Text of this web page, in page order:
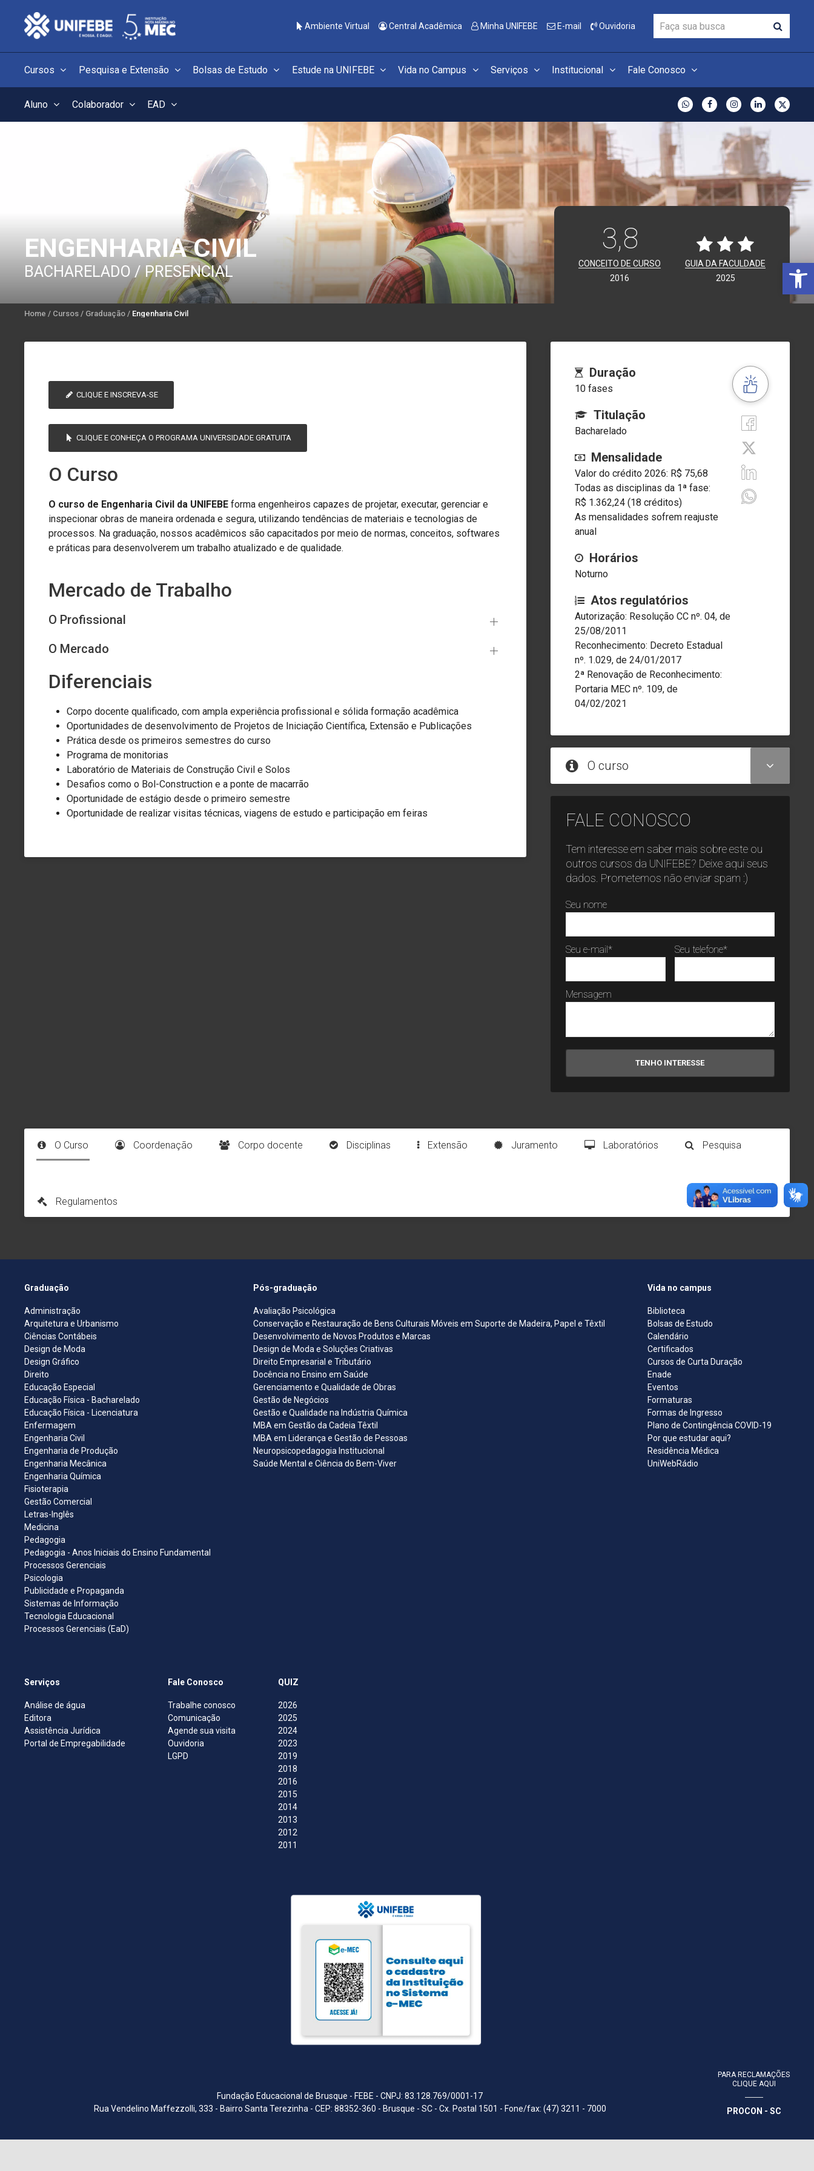
Ambiente Virtual Central Acadêmica Minha UNIFEBE E-mail Ouvidoria
Cursos Pesquisa e Extensão Bolsas de Estudo Estude na UNIFEBE Vida no Campus Serviços Institucional Fale Conosco
Aluno Colaborador EAD
ENGENHARIA CIVIL
BACHARELADO / PRESENCIAL
3,8
CONCEITO DE CURSO
2016
GUIA DA FACULDADE
2025
Home / Cursos / Graduação / Engenharia Civil
CLIQUE E INSCREVA-SE
CLIQUE E CONHEÇA O PROGRAMA UNIVERSIDADE GRATUITA
O Curso
O curso de Engenharia Civil da UNIFEBE forma engenheiros capazes de projetar, executar, gerenciar e
inspecionar obras de maneira ordenada e segura, utilizando tendências de materiais e tecnologias de
processos. Na graduação, nossos acadêmicos são capacitados por meio de normas, conceitos, softwares
e práticas para desenvolverem um trabalho atualizado e de qualidade.
Mercado de Trabalho
O Profissional
O Mercado
Diferenciais
Corpo docente qualificado, com ampla experiência profissional e sólida formação acadêmica
Oportunidades de desenvolvimento de Projetos de Iniciação Científica, Extensão e Publicações
Prática desde os primeiros semestres do curso
Programa de monitorias
Laboratório de Materiais de Construção Civil e Solos
Desafios como o Bol-Construction e a ponte de macarrão
Oportunidade de estágio desde o primeiro semestre
Oportunidade de realizar visitas técnicas, viagens de estudo e participação em feiras
Duração
10 fases
Titulação
Bacharelado
Mensalidade
Valor do crédito 2026: R$ 75,68
Todas as disciplinas da 1ª fase:
R$ 1.362,24 (18 créditos)
As mensalidades sofrem reajuste
anual
Horários
Noturno
Atos regulatórios
Autorização: Resolução CC nº. 04, de
25/08/2011
Reconhecimento: Decreto Estadual
nº. 1.029, de 24/01/2017
2ª Renovação de Reconhecimento:
Portaria MEC nº. 109, de
04/02/2021
O curso
FALE CONOSCO
Tem interesse em saber mais sobre este ou
outros cursos da UNIFEBE? Deixe aqui seus
dados. Prometemos não enviar spam :)
Seu nome
Seu e-mail* Seu telefone*
Mensagem
TENHO INTERESSE
O Curso Coordenação Corpo docente Disciplinas Extensão Juramento Laboratórios Pesquisa
Regulamentos
Graduação
Administração
Arquitetura e Urbanismo
Ciências Contábeis
Design de Moda
Design Gráfico
Direito
Educação Especial
Educação Física - Bacharelado
Educação Física - Licenciatura
Enfermagem
Engenharia Civil
Engenharia de Produção
Engenharia Mecânica
Engenharia Química
Fisioterapia
Gestão Comercial
Letras-Inglês
Medicina
Pedagogia
Pedagogia - Anos Iniciais do Ensino Fundamental
Processos Gerenciais
Psicologia
Publicidade e Propaganda
Sistemas de Informação
Tecnologia Educacional
Processos Gerenciais (EaD)
Pós-graduação
Avaliação Psicológica
Conservação e Restauração de Bens Culturais Móveis em Suporte de Madeira, Papel e Têxtil
Desenvolvimento de Novos Produtos e Marcas
Design de Moda e Soluções Criativas
Direito Empresarial e Tributário
Docência no Ensino em Saúde
Gerenciamento e Qualidade de Obras
Gestão de Negócios
Gestão e Qualidade na Indústria Química
MBA em Gestão da Cadeia Têxtil
MBA em Liderança e Gestão de Pessoas
Neuropsicopedagogia Institucional
Saúde Mental e Ciência do Bem-Viver
Vida no campus
Biblioteca
Bolsas de Estudo
Calendário
Certificados
Cursos de Curta Duração
Enade
Eventos
Formaturas
Formas de Ingresso
Plano de Contingência COVID-19
Por que estudar aqui?
Residência Médica
UniWebRádio
Serviços
Análise de água
Editora
Assistência Jurídica
Portal de Empregabilidade
Fale Conosco
Trabalhe conosco
Comunicação
Agende sua visita
Ouvidoria
LGPD
QUIZ
2026
2025
2024
2023
2019
2018
2016
2015
2014
2013
2012
2011
Fundação Educacional de Brusque - FEBE - CNPJ: 83.128.769/0001-17
Rua Vendelino Maffezzolli, 333 - Bairro Santa Terezinha - CEP: 88352-360 - Brusque - SC - Cx. Postal 1501 - Fone/fax: (47) 3211 - 7000
PARA RECLAMAÇÕES
CLIQUE AQUI
PROCON - SC